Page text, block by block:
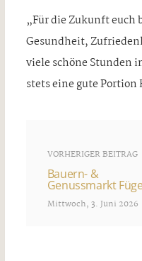
„Für die Zukunft
Gesundheit,
viele schöne Stunden
stets eine gute
VORHERIGER BEITRAG
Bauern- &
Genussmarkt
Mittwoch, 3. Juni 2026